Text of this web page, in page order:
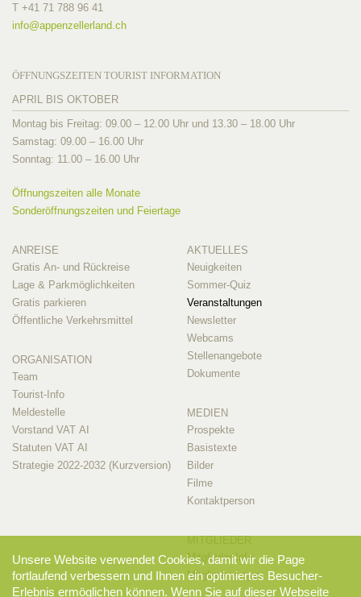
T +41 71 788 96 41
info@appenzellerland.ch
ÖFFNUNGSZEITEN TOURIST INFORMATION
APRIL BIS OKTOBER
Montag bis Freitag: 09.00 – 12.00 Uhr und 13.30 – 18.00 Uhr
Samstag: 09.00 – 16.00 Uhr
Sonntag: 11.00 – 16.00 Uhr
Öffnungszeiten alle Monate
Sonderöffnungszeiten und Feiertage
ANREISE
Gratis An- und Rückreise
Lage & Parkmöglichkeiten
Gratis parkieren
Öffentliche Verkehrsmittel
ORGANISATION
Team
Tourist-Info
Meldestelle
Vorstand VAT AI
Statuten VAT AI
Strategie 2022-2032 (Kurzversion)
AKTUELLES
Neuigkeiten
Sommer-Quiz
Veranstaltungen
Newsletter
Webcams
Stellenangebote
Dokumente
MEDIEN
Prospekte
Basistexte
Bilder
Filme
Kontaktperson
Mitglieder-Info
Mitglieder-Login
Unsere Website verwendet Cookies, damit wir die Page
fortlaufend verbessern und Ihnen ein optimiertes Besucher-
Erlebnis ermöglichen können. Wenn Sie auf dieser Webseite